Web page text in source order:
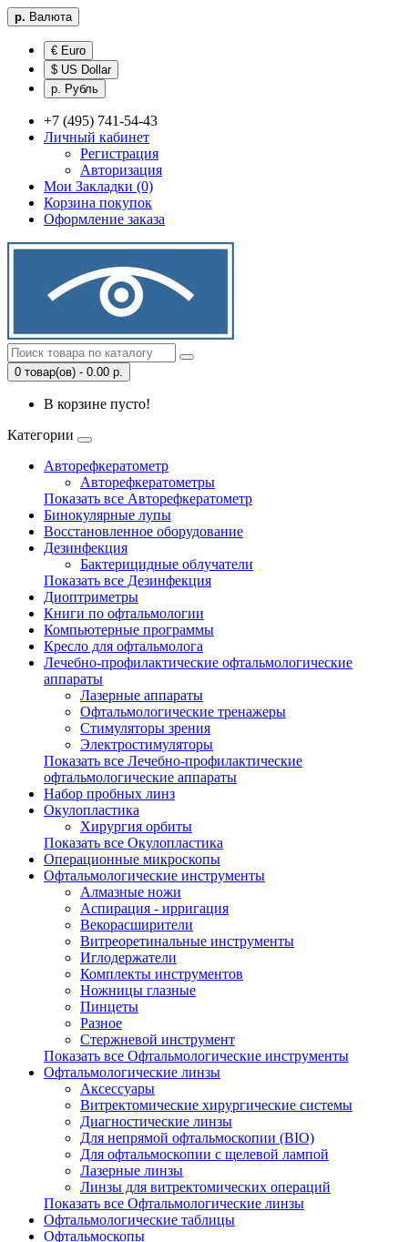
р. Валюта
€ Euro
$ US Dollar
р. Рубль
+7 (495) 741-54-43
Личный кабинет
Регистрация
Авторизация
Мои Закладки (0)
Корзина покупок
Оформление заказа
0 товар(ов) - 0.00 р.
В корзине пусто!
Категории
Авторефкератометр
Авторефкератометры
Показать все Авторефкератометр
Бинокулярные лупы
Восстановленное оборудование
Дезинфекция
Бактерицидные облучатели
Показать все Дезинфекция
Диоптриметры
Книги по офтальмологии
Компьютерные программы
Кресло для офтальмолога
Лечебно-профилактические офтальмологические
аппараты
Лазерные аппараты
Офтальмологические тренажеры
Стимуляторы зрения
Электростимуляторы
Показать все Лечебно-профилактические
офтальмологические аппараты
Набор пробных линз
Окулопластика
Хирургия орбиты
Показать все Окулопластика
Операционные микроскопы
Офтальмологические инструменты
Алмазные ножи
Аспирация - ирригация
Векорасширители
Витреоретинальные инструменты
Иглодержатели
Комплекты инструментов
Ножницы глазные
Пинцеты
Разное
Стержневой инструмент
Показать все Офтальмологические инструменты
Офтальмологические линзы
Аксессуары
Витректомические хирургические системы
Диагностические линзы
Для непрямой офтальмоскопии (BIO)
Для офтальмоскопии с щелевой лампой
Лазерные линзы
Линзы для витректомических операций
Показать все Офтальмологические линзы
Офтальмологические таблицы
Офтальмоскопы